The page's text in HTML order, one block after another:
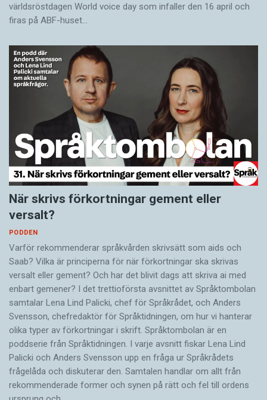
världsröstdagen World voice day som infaller den 16 april och
firas på ABF-huset…
När skrivs förkortningar gement eller
versalt?
PODDEN
Varför rekommenderar språkvården skrivsätt som aids och
Saab? Vilka är principerna för när förkortningar ska skrivas
versalt eller gement? Och har det blivit dags att skriva ai med
enbart gemener? I det trettioförsta avsnittet av Språktombolan
samtalar Lena Lind Palicki, chef för Språkrådet, och Anders
Svensson, chefredaktör för Språktidningen, om hur vi hanterar
olika typer av förkortningar i skrift. Språktombolan är en
poddserie från Språktidningen. I varje avsnitt fiskar Lena Lind
Palicki och Anders Svensson upp en fråga ur Språkrådets
frågelåda och diskuterar den. Samtalen handlar om allt från
rekommenderade former och synen på rätt och fel till ordens